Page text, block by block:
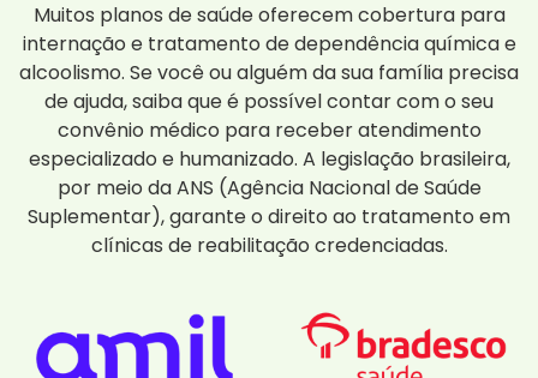
Muitos planos de saúde oferecem cobertura para
internação e tratamento de dependência química e
alcoolismo. Se você ou alguém da sua família precisa
de ajuda, saiba que é possível contar com o seu
convênio médico para receber atendimento
especializado e humanizado. A legislação brasileira,
por meio da ANS (Agência Nacional de Saúde
Suplementar), garante o direito ao tratamento em
clínicas de reabilitação credenciadas.